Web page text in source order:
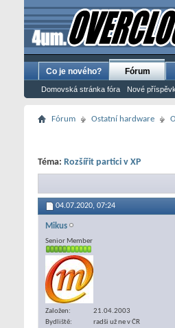
Co je nového? Fórum
Domovská stránka fóra Nové
Fórum Ostatní hardware
Téma: Rozšířit partici v XP
04.07.2020, 07:24
Mikus
Senior Member
Založen
21.04.2003
Bydliště
radši už ne v ČR